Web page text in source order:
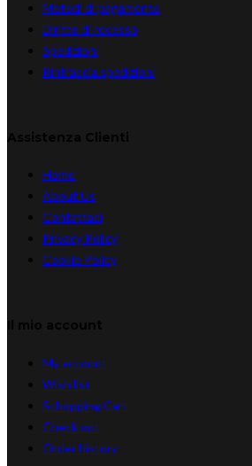
Metodi di pagamento
Diritto di recesso
Spedizioni
Rintraccia spedizioni
Home
About Us
Contattaci
Privacy Policy
Cookie Policy
My account
Wish list
Schopping Cart
Check out
Order history